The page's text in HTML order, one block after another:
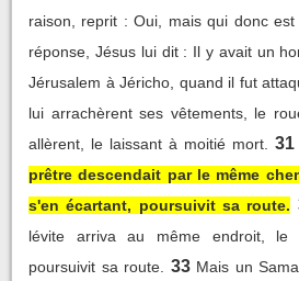
raison, reprit : Oui, mais qui donc
réponse, Jésus lui dit : Il y avait un
Jérusalem à Jéricho, quand il fut
lui arrachèrent ses vêtements, le
allèrent, le laissant à moitié mort.
31
prêtre descendait par le même
s'en écartant, poursuivit sa route.
lévite arriva au même endroit, le
poursuivit sa route.
33 Mais un